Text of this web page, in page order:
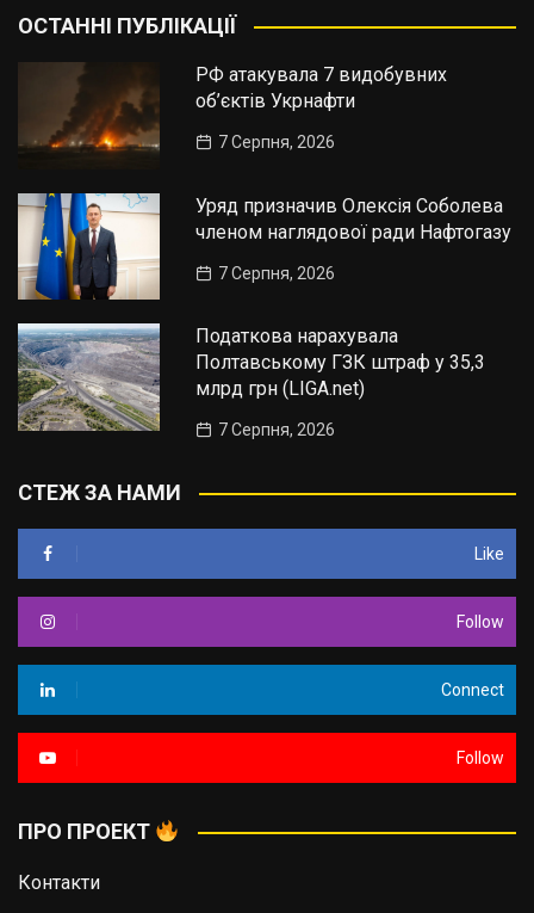
ОСТАННІ ПУБЛІКАЦІЇ
РФ атакувала 7 видобувних
об’єктів Укрнафти
7 Серпня, 2026
Уряд призначив Олексія Соболева
членом наглядової ради Нафтогазу
7 Серпня, 2026
Податкова нарахувала
Полтавському ГЗК штраф у 35,3
млрд грн (LIGA.net)
7 Серпня, 2026
СТЕЖ ЗА НАМИ
Like
Follow
Connect
Follow
ПРО ПРОЕКТ
Контакти